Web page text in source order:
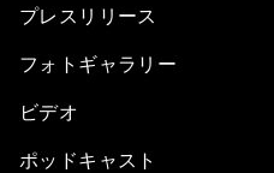
プレスリリース
フォトギャラリー
ビデオ
ポッドキャスト